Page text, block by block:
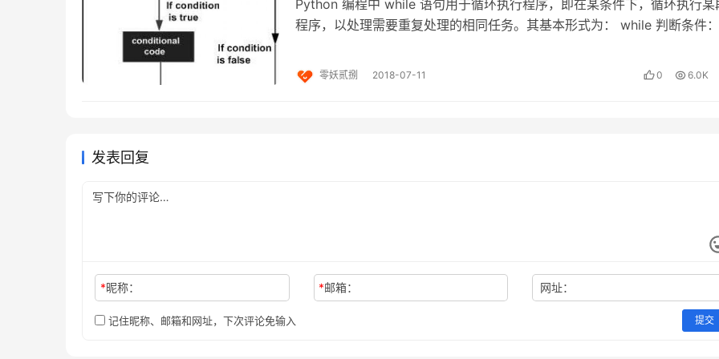
x = 3print type(x) # Prints "<type 'int'>"print x # Prints "3"print x + 1 # Addition; prints
Python 编程中 while 语句用于循环执行程序，即在某条件下，循环执行某
程序，以处理需要重复处理的相同任务。其基本形式为： while 判断条件
零妖贰捌 2018-07-11 0 6.0K
发表回复
*昵称： *邮箱： 网址：
记住昵称、邮箱和网址，下次评论免输入 提交